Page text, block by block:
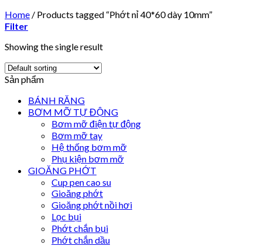
Home / Products tagged “Phớt nỉ 40*60 dày 10mm”
Filter
Showing the single result
Sản phẩm
BÁNH RĂNG
BƠM MỠ TỰ ĐỘNG
Bơm mỡ điện tự động
Bơm mỡ tay
Hệ thống bơm mỡ
Phụ kiện bơm mỡ
GIOĂNG PHỚT
Cup pen cao su
Gioăng phớt
Gioăng phớt nồi hơi
Lọc bụi
Phớt chắn bụi
Phớt chắn dầu